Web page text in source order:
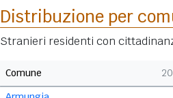
Distribuzione per
Stranieri residenti con
Comune